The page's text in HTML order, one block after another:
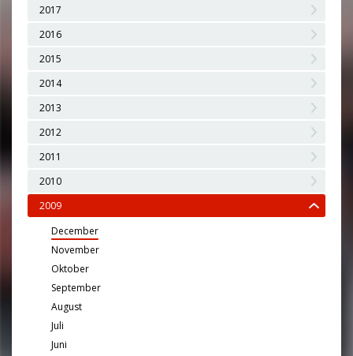
2017
2016
2015
2014
2013
2012
2011
2010
2009
December
November
Oktober
September
August
Juli
Juni